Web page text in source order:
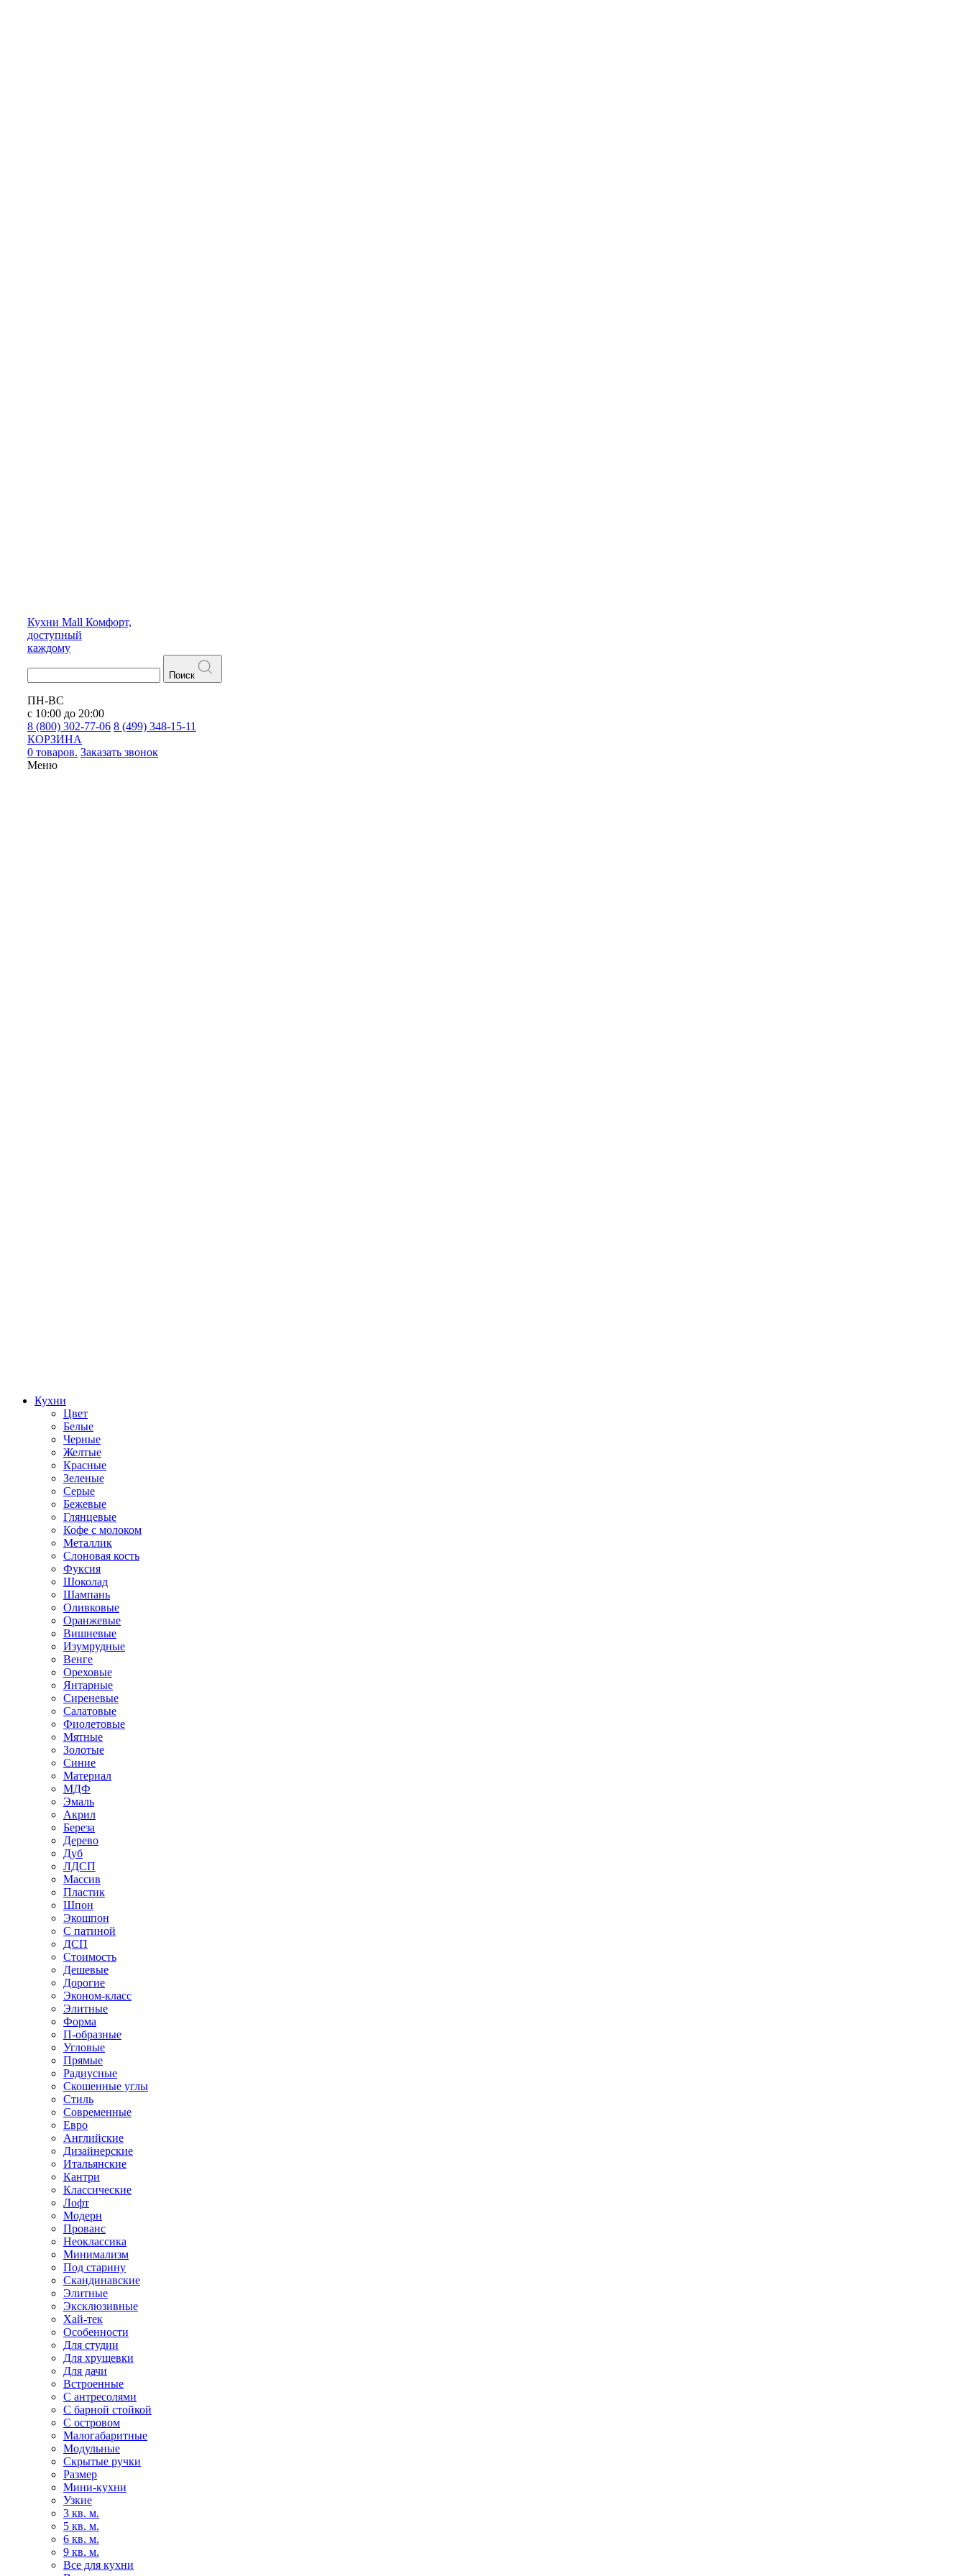
Кухни Mall Комфорт,
доступный
каждому
Поиск
ПН-ВС
с 10:00 до 20:00
8 (800) 302-77-06 8 (499) 348-15-11
КОРЗИНА
0 товаров. Заказать звонок
Меню
Кухни
Цвет
Белые
Черные
Желтые
Красные
Зеленые
Серые
Бежевые
Глянцевые
Кофе с молоком
Металлик
Слоновая кость
Фуксия
Шоколад
Шампань
Оливковые
Оранжевые
Вишневые
Изумрудные
Венге
Ореховые
Янтарные
Сиреневые
Салатовые
Фиолетовые
Мятные
Золотые
Синие
Материал
МДФ
Эмаль
Акрил
Береза
Дерево
Дуб
ЛДСП
Массив
Пластик
Шпон
Экошпон
С патиной
ДСП
Стоимость
Дешевые
Дорогие
Эконом-класс
Элитные
Форма
П-образные
Угловые
Прямые
Радиусные
Скошенные углы
Стиль
Современные
Евро
Английские
Дизайнерские
Итальянские
Кантри
Классические
Лофт
Модерн
Прованс
Неоклассика
Минимализм
Под старину
Скандинавские
Элитные
Эксклюзивные
Хай-тек
Особенности
Для студии
Для хрущевки
Для дачи
Встроенные
С антресолями
С барной стойкой
С островом
Малогабаритные
Модульные
Скрытые ручки
Размер
Мини-кухни
Узкие
3 кв. м.
5 кв. м.
6 кв. м.
9 кв. м.
Все для кухни